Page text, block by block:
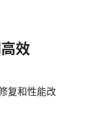
效
复和性能改